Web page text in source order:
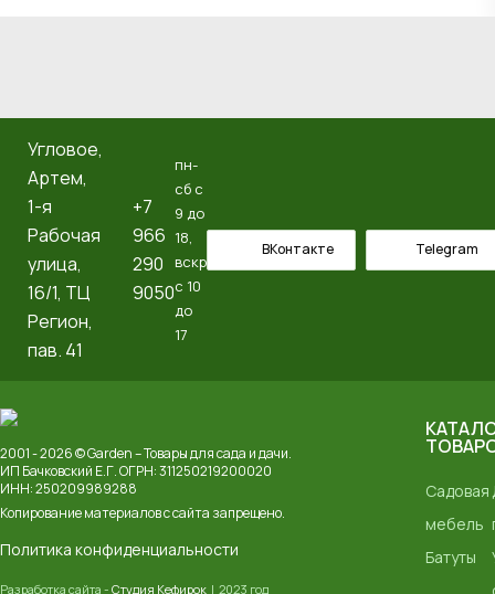
Угловое,
Артем, ​
1-я
Рабочая
улица,
16/1, ТЦ
Регион,
пав. 41
+7
966
290
9050
пн-
сб с
9 до
18,
вскр
с 10
до
17
ВКонтакте Telegram
2001 - 2026 © Garden – Товары для сада и дачи.
ИП Бачковский Е.Г. ОГРН: 311250219200020
ИНН: 250209989288
Копирование материалов с сайта запрещено.
Политика конфиденциальности
Разработка сайта - Студия Кефирок | 2023 год
Садовая
мебель
Батуты